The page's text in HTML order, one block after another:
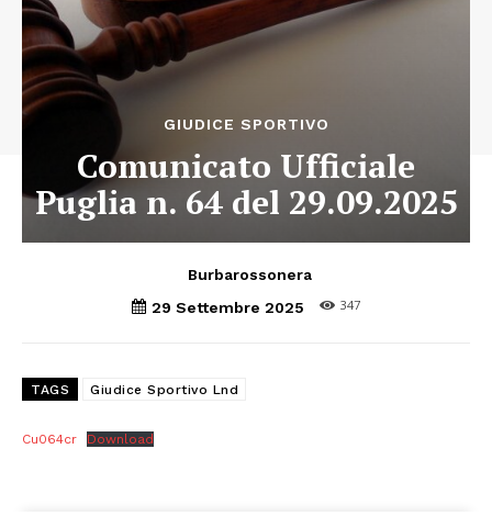
GIUDICE SPORTIVO
Comunicato Ufficiale
Puglia n. 64 del 29.09.2025
Burbarossonera
29 Settembre 2025
347
TAGS Giudice Sportivo Lnd
Cu064cr Download